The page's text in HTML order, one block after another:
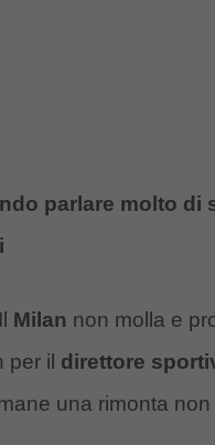
parlare molto di
Milan non molla e
il direttore
una rimonta non